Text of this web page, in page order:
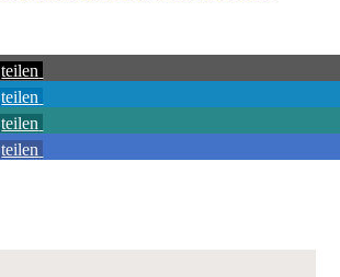
teilen
teilen
teilen
teilen